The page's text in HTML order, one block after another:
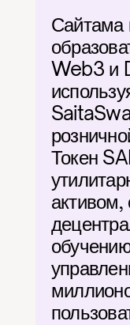
Сайтама
Web3 и
Токен